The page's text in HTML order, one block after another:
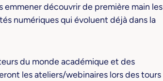
emmener découvrir de première main les
numériques qui évoluent déjà dans la
du monde académique et des
les ateliers/webinaires lors des tours